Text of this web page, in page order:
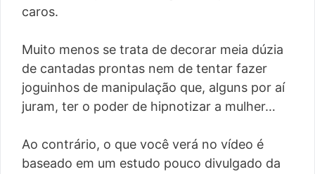
caros.
Muito menos se trata de decorar meia dúzia
de cantadas prontas nem de tentar fazer
joguinhos de manipulação que, alguns por aí
juram, ter o poder de hipnotizar a mulher…
Ao contrário, o que você verá no vídeo é
baseado em um estudo pouco divulgado da